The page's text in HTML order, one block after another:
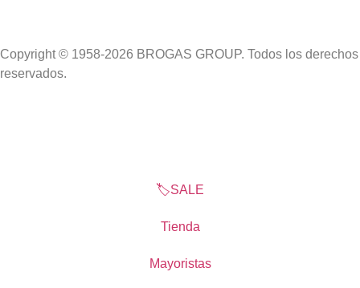
Copyright © 1958-2026 BROGAS GROUP. Todos los derechos
reservados.
🏷️SALE
Tienda
Mayoristas